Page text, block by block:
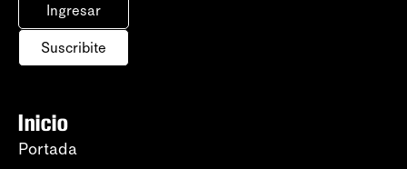
Ingresar
Suscribite
Inicio
Portada